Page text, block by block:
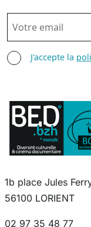
EMAIL
AGREE TERMS
J'accepte la
1b place Jules
56100 LORIENT
02 97 35 48 77